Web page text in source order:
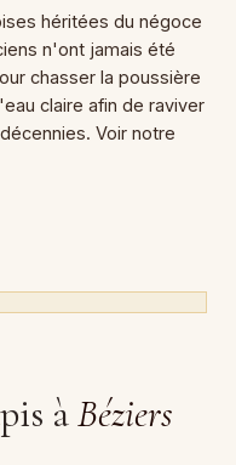
héritées du négoce
n'ont jamais été
chasser la poussière
claire afin de raviver
Voir notre
àBéziers